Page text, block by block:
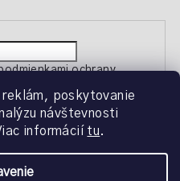
reklám, poskytovanie
návštevnosti
informácií tu.
ochrany